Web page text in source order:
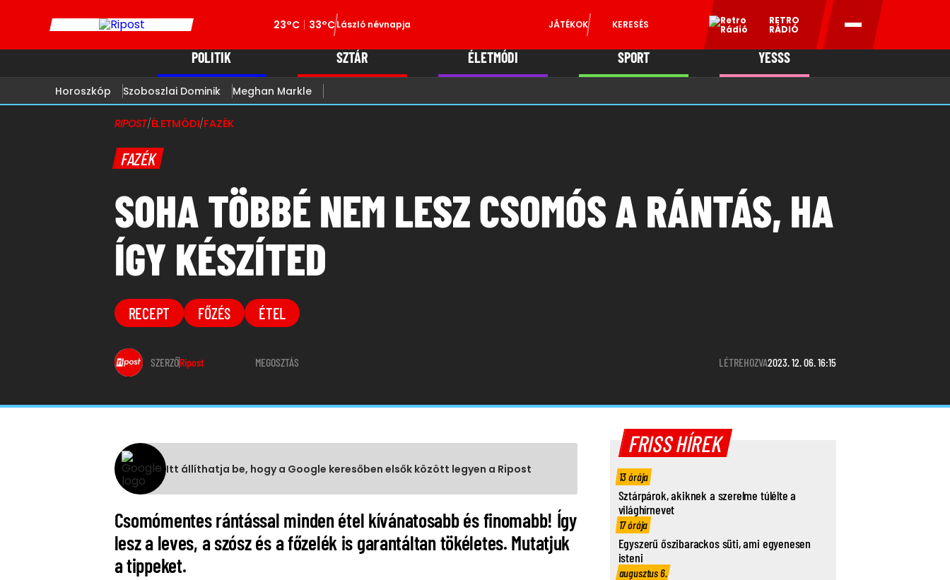
23°C 33°CLászló névnapja JÁTÉKOK KERESÉS RETRO
RÁDIÓ
POLITIK SZTÁR ÉLETMÓDI SPORT YESSS
Horoszkóp Szoboszlai Dominik Meghan Markle
RIPOST/ÉLETMÓDI/FAZÉK
FAZÉK
SOHA TÖBBÉ NEM LESZ CSOMÓS A RÁNTÁS, HA
ÍGY KÉSZÍTED
RECEPT FŐZÉS ÉTEL
SZERZŐRipost MEGOSZTÁS LÉTREHOZVA2023. 12. 06. 16:15
Itt állíthatja be, hogy a Google keresőben elsők között legyen a Ripost
Csomómentes rántással minden étel kívánatosabb és finomabb! Így
lesz a leves, a szósz és a főzelék is garantáltan tökéletes. Mutatjuk
a tippeket.
FRISS HÍREK
13 órája
Sztárpárok, akiknek a szerelme túlélte a
világhírnevet
17 órája
Egyszerű őszibarackos süti, ami egyenesen
isteni
augusztus 6.